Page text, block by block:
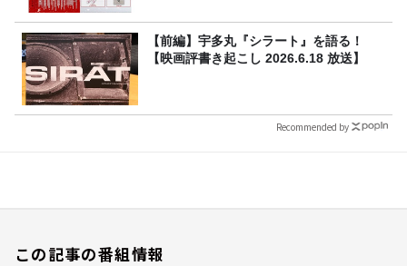
【前編】宇多丸『シラート』を語る！
【映画評書き起こし 2026.6.18 放送】
Recommended by
この記事の番組情報